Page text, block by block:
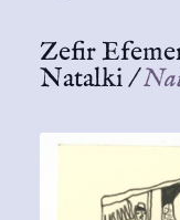
Zefir
Natalki/